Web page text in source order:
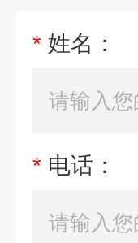
* 姓名：
* 电话：